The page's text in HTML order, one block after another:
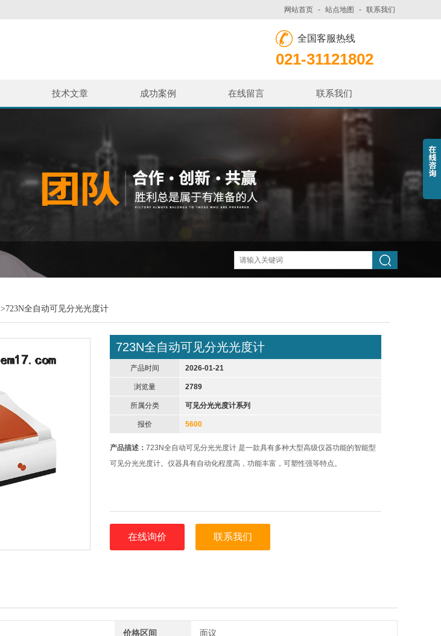
网站首页 - 站点地图 - 联系我们
全国客服热线
021-31121802
技术文章 成功案例 在线留言 联系我们
>723N全自动可见分光光度计
723N全自动可见分光光度计
产品时间 2026-01-21
浏览量 2789
所属分类 可见分光光度计系列
报价 5600
产品描述：723N全自动可见分光光度计 是一款具有多种大型高级仪器功能的智能型
可见分光光度计。仪器具有自动化程度高，功能丰富，可塑性强等特点。
在线询价 联系我们
价格区间 面议